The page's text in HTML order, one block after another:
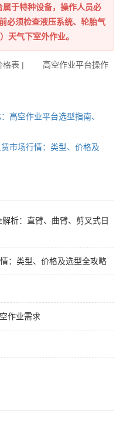
属于特种设备，操作人员必
必须检查液压系统、轮胎气
天气下室外作业。
表 | 高空作业平台操作
高空作业平台选型指南、
市场行情：类型、价格及
析：直臂、曲臂、剪叉式日
：类型、价格及选型全攻略
作业需求